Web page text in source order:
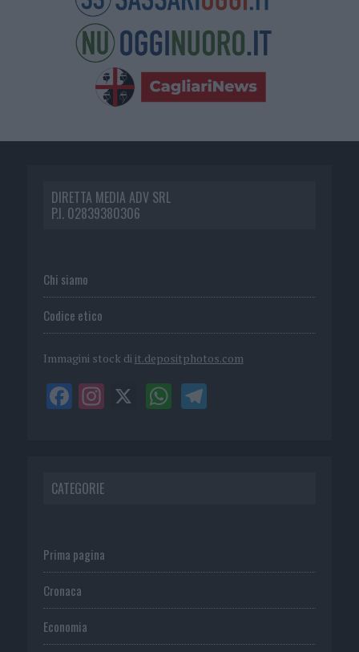
DIRETTA MEDIA ADV SRL
P.I. 02839380306
Chi siamo
Codice etico
Immagini stock di it.depositphotos.com
CATEGORIE
Prima pagina
Cronaca
Economia